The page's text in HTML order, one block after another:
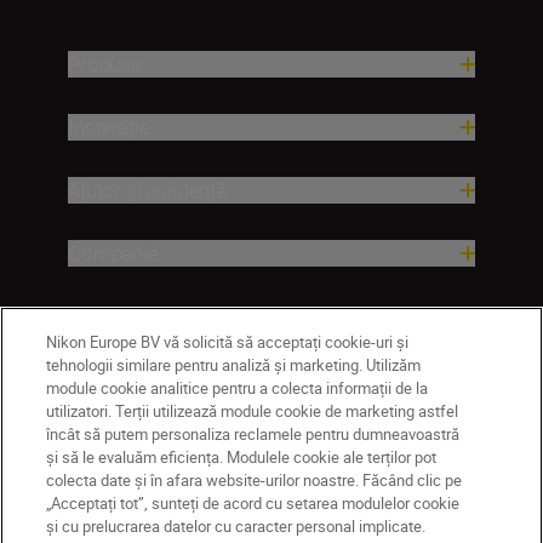
MD Nikon Sites
Contactaţi-ne
Politică de confidențialitate
Nikon Europe BV vă solicită să acceptați cookie-uri și
tehnologii similare pentru analiză și marketing. Utilizăm
module cookie analitice pentru a colecta informații de la
utilizatori. Terții utilizează module cookie de marketing astfel
încât să putem personaliza reclamele pentru dumneavoastră
și să le evaluăm eficiența. Modulele cookie ale terților pot
colecta date și în afara website-urilor noastre. Făcând clic pe
„Acceptați tot”, sunteți de acord cu setarea modulelor cookie
și cu prelucrarea datelor cu caracter personal implicate.